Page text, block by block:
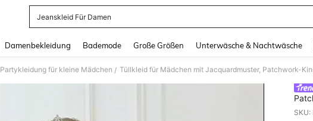
Jeanskleid Für Damen
Damenbekleidung Bademode Große Größen Unterwäsche & Nachtwäsche
Partykleidung für kleine Mädchen / Tüllkleid für Mädchen mit Jacquardmuster, Patchwork-